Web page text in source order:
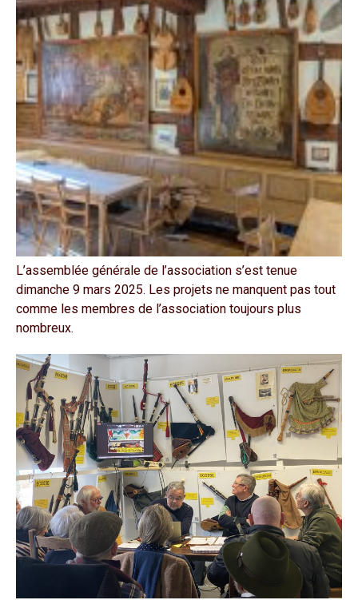
L’assemblée générale de l’association s’est tenue
dimanche 9 mars 2025. Les projets ne manquent pas tout
comme les membres de l’association toujours plus
nombreux.